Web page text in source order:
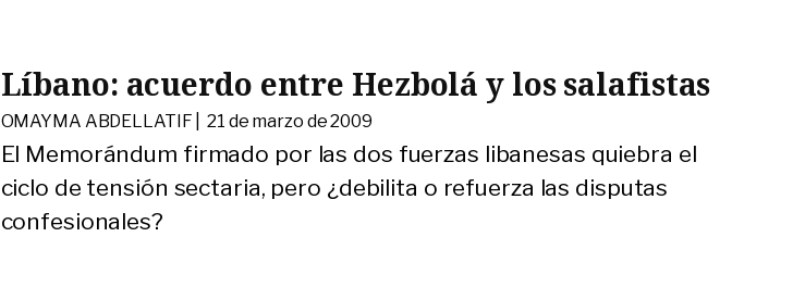
Líbano: acuerdo entre Hezbolá y los salafistas
OMAYMA ABDELLATIF |21 de marzo de 2009
El Memorándum firmado por las dos fuerzas libanesas quiebra el
ciclo de tensión sectaria, pero ¿debilita o refuerza las disputas
confesionales?